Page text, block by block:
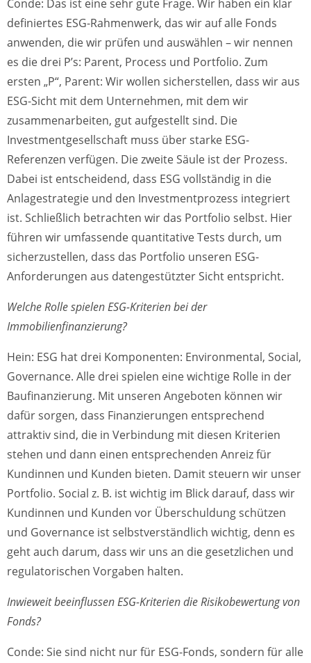
Conde: Das ist eine sehr gute Frage. Wir haben ein klar
definiertes ESG-Rahmenwerk, das wir auf alle Fonds
anwenden, die wir prüfen und auswählen – wir nennen
es die drei P’s: Parent, Process und Portfolio. Zum
ersten „P“, Parent: Wir wollen sicherstellen, dass wir aus
ESG-Sicht mit dem Unternehmen, mit dem wir
zusammenarbeiten, gut aufgestellt sind. Die
Investmentgesellschaft muss über starke ESG-
Referenzen verfügen. Die zweite Säule ist der Prozess.
Dabei ist entscheidend, dass ESG vollständig in die
Anlagestrategie und den Investmentprozess integriert
ist. Schließlich betrachten wir das Portfolio selbst. Hier
führen wir umfassende quantitative Tests durch, um
sicherzustellen, dass das Portfolio unseren ESG-
Anforderungen aus datengestützter Sicht entspricht.
Welche Rolle spielen ESG-Kriterien bei der
Immobilienfinanzierung?
Hein: ESG hat drei Komponenten: Environmental, Social,
Governance. Alle drei spielen eine wichtige Rolle in der
Baufinanzierung. Mit unseren Angeboten können wir
dafür sorgen, dass Finanzierungen entsprechend
attraktiv sind, die in Verbindung mit diesen Kriterien
stehen und dann einen entsprechenden Anreiz für
Kundinnen und Kunden bieten. Damit steuern wir unser
Portfolio. Social z. B. ist wichtig im Blick darauf, dass wir
Kundinnen und Kunden vor Überschuldung schützen
und Governance ist selbstverständlich wichtig, denn es
geht auch darum, dass wir uns an die gesetzlichen und
regulatorischen Vorgaben halten.
Inwieweit beeinflussen ESG-Kriterien die Risikobewertung von
Fonds?
Conde: Sie sind nicht nur für ESG-Fonds, sondern für alle